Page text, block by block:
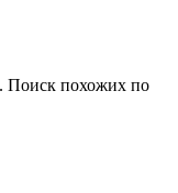
Поиск похожих по